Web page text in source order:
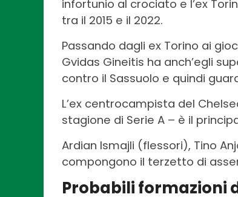
infortunio al crociato e l’ex
tra il 2015 e il 2022.
Passando dagli ex Torino ai
Gvidas Gineitis ha anch’egli
contro il Sassuolo e quindi
L’ex centrocampista del
stagione di Serie A – è il
Ardian Ismajli (flessori), Tino
compongono il terzetto di
Probabili formazioni